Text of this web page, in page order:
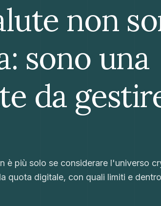
non
sono una
da
è più solo se considerare l'universo
quota digitale, con quali limiti e